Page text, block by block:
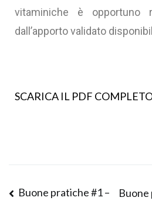
vitaminiche è opportuno
dall’apporto validato
SCARICA IL PDF
Buone pratiche #1 –
Buone